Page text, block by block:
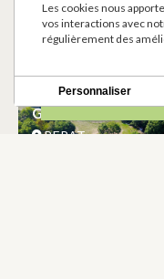
DOMAINE DE LA
MÉNARDIÈRE
GÎTE DES
BERAT
Les cookies nous
vos interactions avec
régulièrement des
Personnaliser